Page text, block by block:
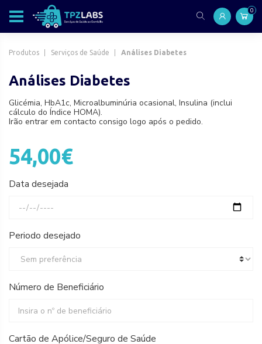
0
Produtos Serviços de Saúde Análises Diabetes
Análises Diabetes
Glicémia, HbA1c, Microalbuminúria ocasional, Insulina (inclui
cálculo do Índice HOMA).
Irão entrar em contacto consigo logo após o pedido.
54,00€
Data desejada
Periodo desejado
Número de Beneficiário
Cartão de Apólice/Seguro de Saúde